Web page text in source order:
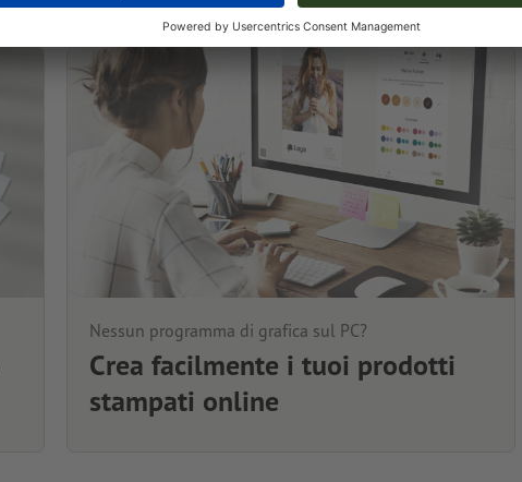
Nessun programma di grafica sul PC?
Crea facilmente i tuoi prodotti
stampati online